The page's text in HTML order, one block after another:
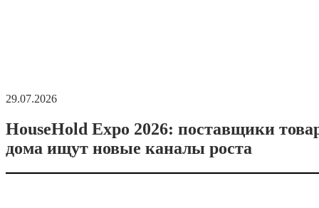
29.07.2026
HouseHold Expo 2026: поставщики
дома ищут новые каналы роста